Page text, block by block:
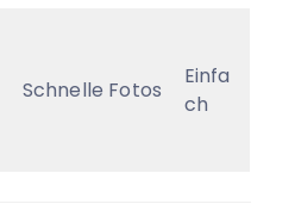
Schnelle Fotos
Einfa
ch